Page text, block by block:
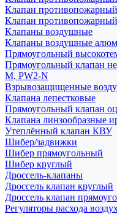
Клапан
Клапан
Клапаны воздушные
Клапаны воздушные
Прямоугольный
Прямоугольный клапан
M, PW2-N
Взрывозащищенные
Клапана лепестковые
Прямоугольный клапан
Клапана линзообразные
Утеплённый клапан КВУ
Шибер/задвижки
Шибер прямоугольный
Шибер круглый
Дроссель-клапаны
Дроссель клапан круглый
Дроссель клапан
Регуляторы расхода